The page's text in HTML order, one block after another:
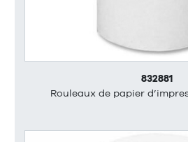
832881
Rouleaux de papier